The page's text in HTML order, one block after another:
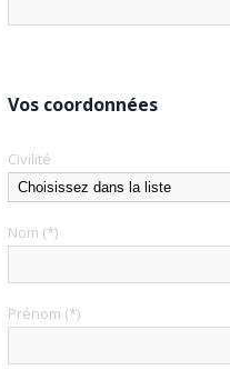
Vos coordonnées
Civilité
Nom (*)
Prénom (*)